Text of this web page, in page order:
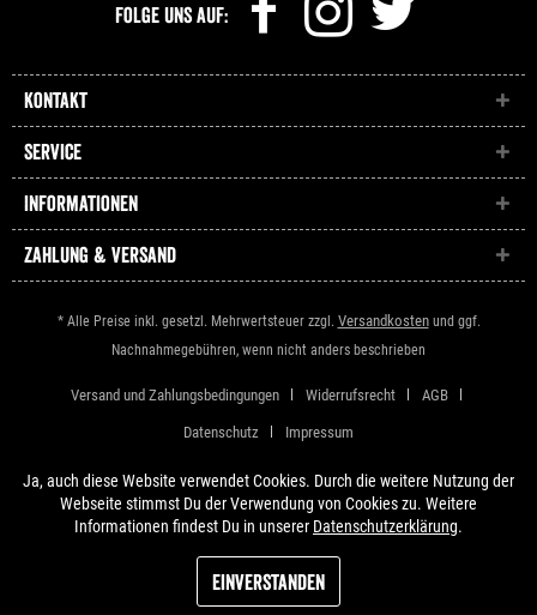
Folge uns auf:
Kontakt
Service
Informationen
Zahlung & Versand
* Alle Preise inkl. gesetzl. Mehrwertsteuer zzgl. Versandkostenund ggf.
Nachnahmegebühren, wenn nicht anders beschrieben
Versand und Zahlungsbedingungen Widerrufsrecht AGB
Datenschutz Impressum
Ja, auch diese Website verwendet Cookies. Durch die weitere Nutzung der
Webseite stimmst Du der Verwendung von Cookies zu. Weitere
Informationen findest Du in unserer Datenschutzerklärung.
Einverstanden